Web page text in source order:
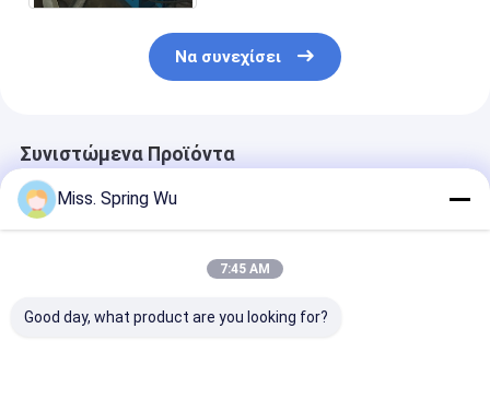
Να συνεχίσει
Συνιστώμενα Προϊόντα
Miss. Spring Wu
7:45 AM
Good day, what product are you looking for?